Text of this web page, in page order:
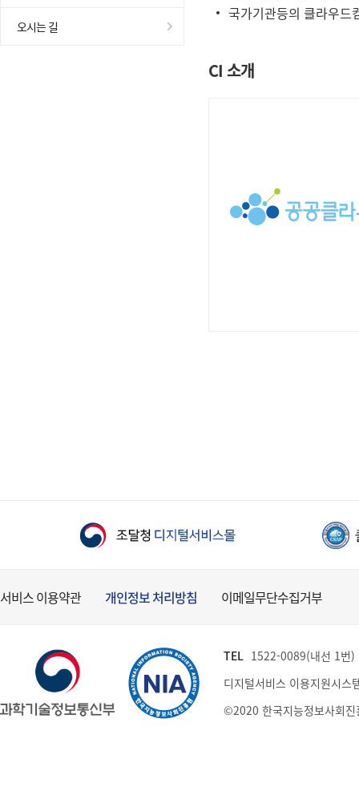
오시는 길
국가기관등의 클라우드
CI 소개
서비스 이용약관 개인정보 처리방침 이메일무단수집거부
TEL 1522-0089(내선 1번
디지털서비스 이용지원시스
©2020 한국지능정보사회진